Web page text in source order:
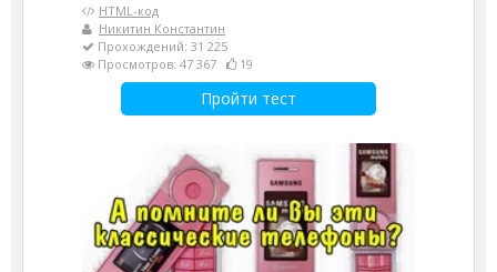
HTML-код
Никитин Константин
Прохождений: 31 225
Просмотров: 47 367
19
Пройти тест